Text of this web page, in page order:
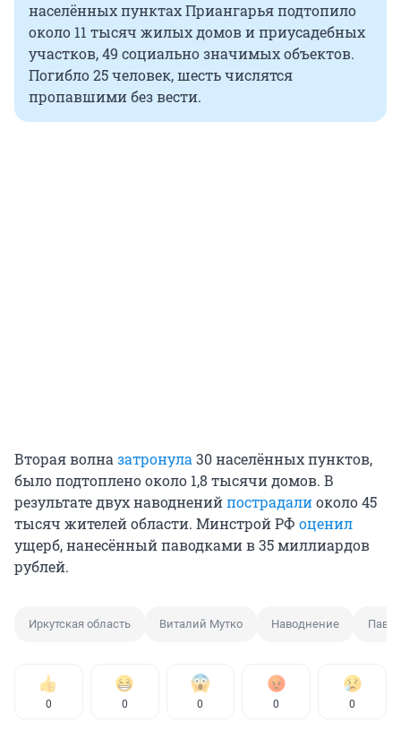
населённых пунктах Приангарья подтопило
около 11 тысяч жилых домов и приусадебных
участков, 49 социально значимых объектов.
Погибло 25 человек, шесть числятся
пропавшими без вести.
Вторая волна затронула 30 населённых пунктов,
было подтоплено около 1,8 тысячи домов. В
результате двух наводненийпострадалиоколо 45
тысяч жителей области. Минстрой РФ оценил
ущерб, нанесённый паводками в 35 миллиардов
рублей.
Иркутская область Виталий Мутко Наводнение
0 0 0 0 0